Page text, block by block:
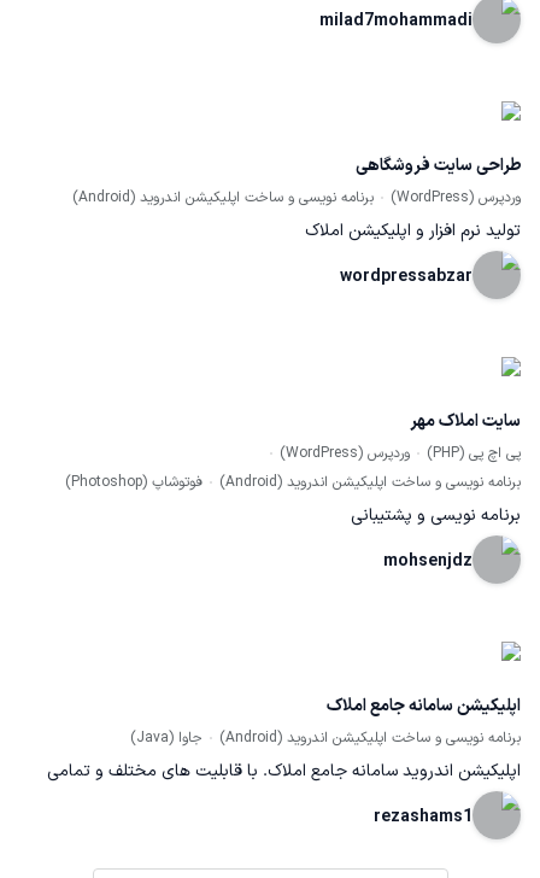
می‌باشد. امکانات این نرم‌افزار شامل رسم شکل برای محدود کردن جستجو،
milad7mohammadi
طراحی سایت فروشگاهی
وردپرس (WordPress) برنامه نویسی و ساخت اپلیکیشن اندروید (Android)
تولید نرم افزار و اپلیکیشن املاک
wordpressabzar
سایت املاک مهر
پی اچ پی (PHP)
وردپرس (WordPress)
برنامه نویسی و ساخت اپلیکیشن اندروید (Android)
فوتوشاپ (Photoshop)
برنامه نویسی و پشتیبانی
mohsenjdz
اپلیکیشن سامانه جامع املاک
برنامه نویسی و ساخت اپلیکیشن اندروید (Android) جاوا (Java)
اپلیکیشن اندروید سامانه جامع املاک. با قابلیت های مختلف و تمامی
امکانات وبسایت.
rezashams1